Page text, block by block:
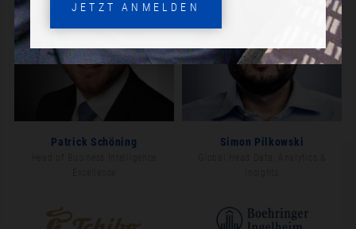
Patrick Schöning Simon Pilkowski
JETZT ANMELDEN